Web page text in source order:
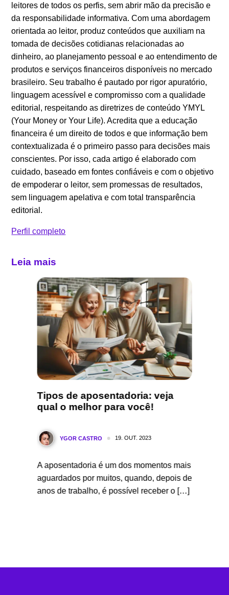
leitores de todos os perfis, sem abrir mão da precisão e
da responsabilidade informativa. Com uma abordagem
orientada ao leitor, produz conteúdos que auxiliam na
tomada de decisões cotidianas relacionadas ao
dinheiro, ao planejamento pessoal e ao entendimento de
produtos e serviços financeiros disponíveis no mercado
brasileiro. Seu trabalho é pautado por rigor apuratório,
linguagem acessível e compromisso com a qualidade
editorial, respeitando as diretrizes de conteúdo YMYL
(Your Money or Your Life). Acredita que a educação
financeira é um direito de todos e que informação bem
contextualizada é o primeiro passo para decisões mais
conscientes. Por isso, cada artigo é elaborado com
cuidado, baseado em fontes confiáveis e com o objetivo
de empoderar o leitor, sem promessas de resultados,
sem linguagem apelativa e com total transparência
editorial.
Perfil completo
Leia mais
Tipos de aposentadoria: veja
qual o melhor para você!
YGOR CASTRO 19. OUT. 2023
A aposentadoria é um dos momentos mais
aguardados por muitos, quando, depois de
anos de trabalho, é possível receber o […]